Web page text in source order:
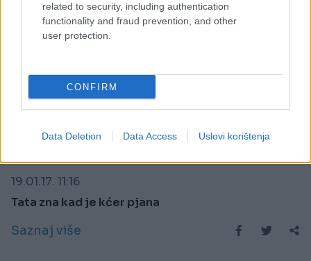
related to security, including authentication
functionality and fraud prevention, and other
user protection.
CONFIRM
Data Deletion Data Access Uslovi korištenja
19.01.17. 11:16
Tata zna kad je kćer pjana
Saznaj više